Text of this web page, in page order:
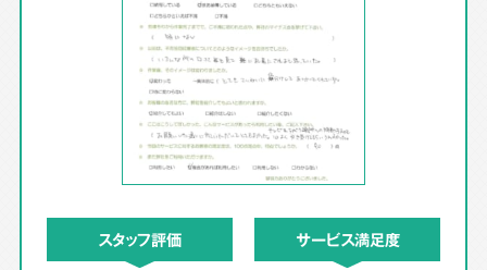
スタッフ評価 サービス満足度